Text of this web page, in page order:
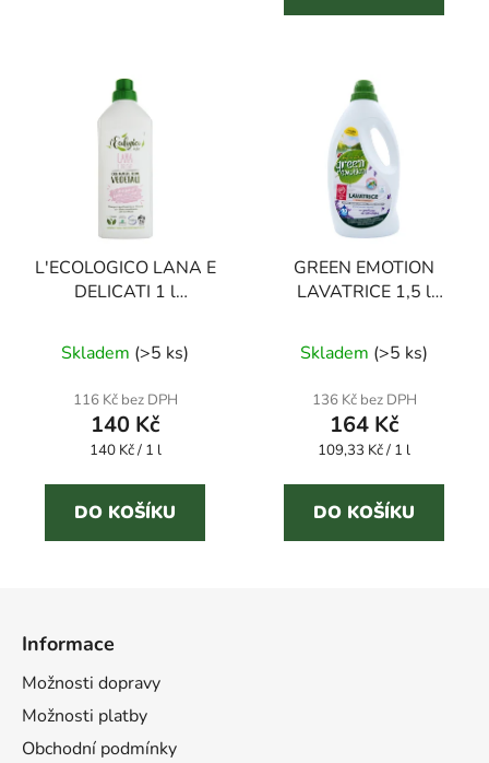
L'ECOLOGICO LANA E
DELICATI 1 l
na vlnu a jemné prádlo
Skladem (>5 ks)
116 Kč bez DPH
140 Kč
Měrná
140 Kč / 1 l
DO KOŠÍKU
GREEN EMOTION
LAVATRICE 1,5 l
hodnocení
produktu
je
3,7
z
5
hvězdiček.
Skladem (>5 ks)
136 Kč bez DPH
164 Kč
Měrná
109,33 Kč / 1 l
DO KOŠÍKU
Informace
Možnosti dopravy
Možnosti platby
Obchodní podmínky